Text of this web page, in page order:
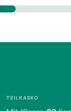
TEILKASKO